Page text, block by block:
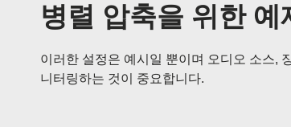
병렬 압축을 위한 예
이러한 설정은 예시일 뿐이며 오디오 소스,
니터링하는 것이 중요합니다.